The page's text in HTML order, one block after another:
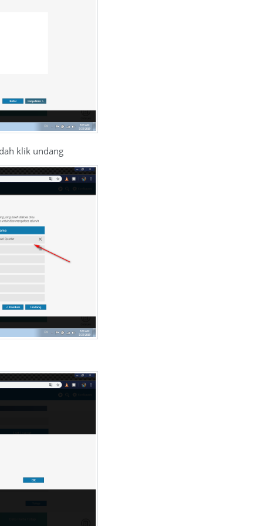
klik undang